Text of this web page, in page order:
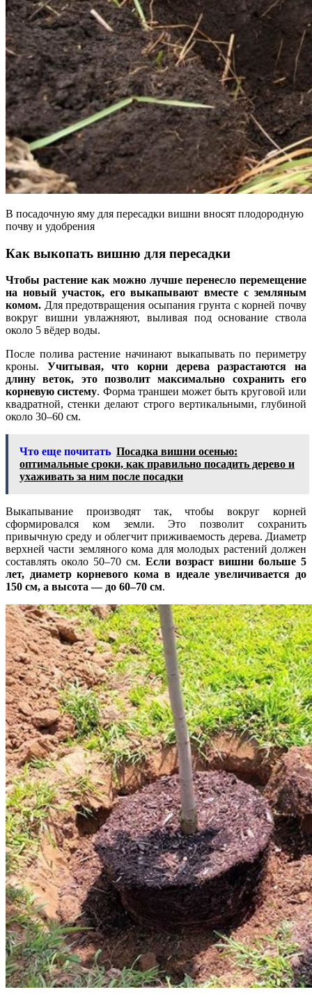
В посадочную яму для пересадки вишни вносят плодородную
почву и удобрения
Как выкопать вишню для пересадки
Чтобы растение как можно лучше перенесло перемещение
на новый участок, его выкапывают вместе с земляным
комом. Для предотвращения осыпания грунта с корней почву
вокруг вишни увлажняют, выливая под основание ствола
около 5 вёдер воды.
После полива растение начинают выкапывать по периметру
кроны. Учитывая, что корни дерева разрастаются на
длину веток, это позволит максимально сохранить его
корневую систему. Форма траншеи может быть круговой или
квадратной, стенки делают строго вертикальными, глубиной
около 30–60 см.
Что еще почитать Посадка вишни осенью:
оптимальные сроки, как правильно посадить дерево и
ухаживать за ним после посадки
Выкапывание производят так, чтобы вокруг корней
сформировался ком земли. Это позволит сохранить
привычную среду и облегчит приживаемость дерева. Диаметр
верхней части земляного кома для молодых растений должен
составлять около 50–70 см. Если возраст вишни больше 5
лет, диаметр корневого кома в идеале увеличивается до
150 см, а высота — до 60–70 см.